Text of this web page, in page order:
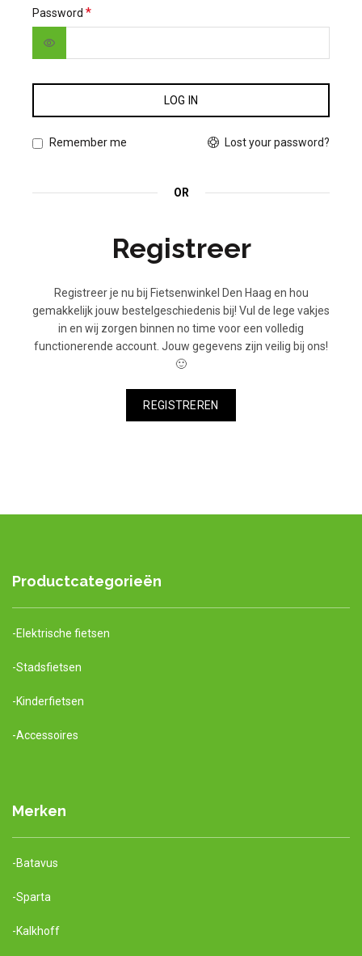
Password *
LOG IN
Lost your password?
Remember me
OR
Registreer
Registreer je nu bij Fietsenwinkel Den Haag en hou
gemakkelijk jouw bestelgeschiedenis bij! Vul de lege vakjes
in en wij zorgen binnen no time voor een volledig
functionerende account. Jouw gegevens zijn veilig bij ons!
🙂
REGISTREREN
Productcategorieën
-Elektrische fietsen
-Stadsfietsen
-Kinderfietsen
-Accessoires
Merken
-Batavus
-Sparta
-Kalkhoff